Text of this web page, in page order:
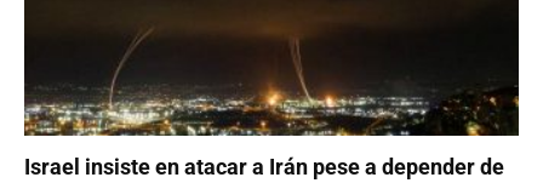
Israel insiste en atacar a Irán pese a depender de